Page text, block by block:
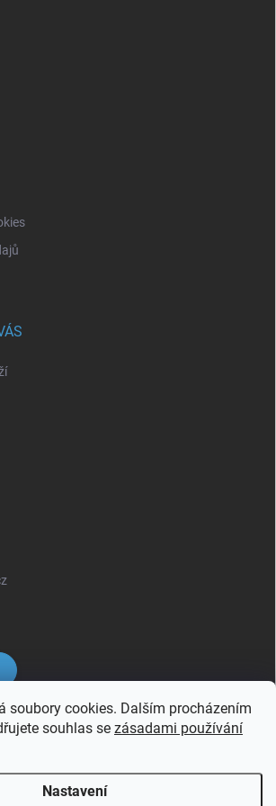
soubory cookies. Dalším procházením
souhlas se zásadami používání
Nastavení